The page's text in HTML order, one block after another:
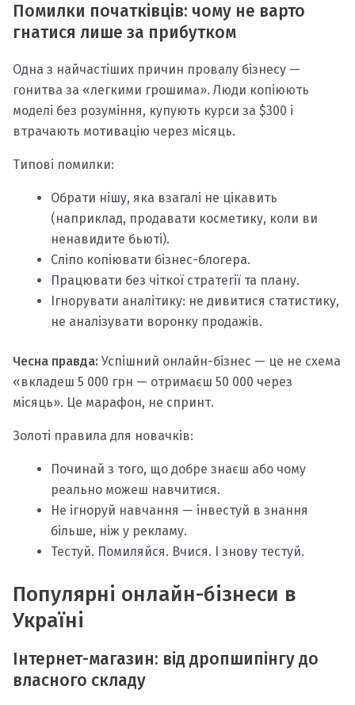
Помилки початківців: чому не варто
гнатися лише за прибутком
Одна з найчастіших причин провалу бізнесу —
гонитва за «легкими грошима». Люди копіюють
моделі без розуміння, купують курси за $300 і
втрачають мотивацію через місяць.
Типові помилки:
Обрати нішу, яка взагалі не цікавить
(наприклад, продавати косметику, коли ви
ненавидите бьюті).
Сліпо копіювати бізнес-блогера.
Працювати без чіткої стратегії та плану.
Ігнорувати аналітику: не дивитися статистику,
не аналізувати воронку продажів.
Чесна правда: Успішний онлайн-бізнес — це не схема
«вкладеш 5 000 грн — отримаєш 50 000 через
місяць». Це марафон, не спринт.
Золоті правила для новачків:
Починай з того, що добре знаєш або чому
реально можеш навчитися.
Не ігноруй навчання — інвестуй в знання
більше, ніж у рекламу.
Тестуй. Помиляйся. Вчися. І знову тестуй.
Популярні онлайн-бізнеси в
Україні
Інтернет-магазин: від дропшипінгу до
власного складу